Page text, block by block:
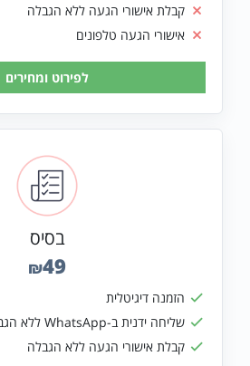
קבלת אישורי הגעה ללא הגבלה
אישורי הגעה טלפונים
בסיס
₪49
הזמנה דיגיטלית
שליחה ידנית ב-WhatsApp ללא הגבלה*
קבלת אישורי הגעה ללא הגבלה